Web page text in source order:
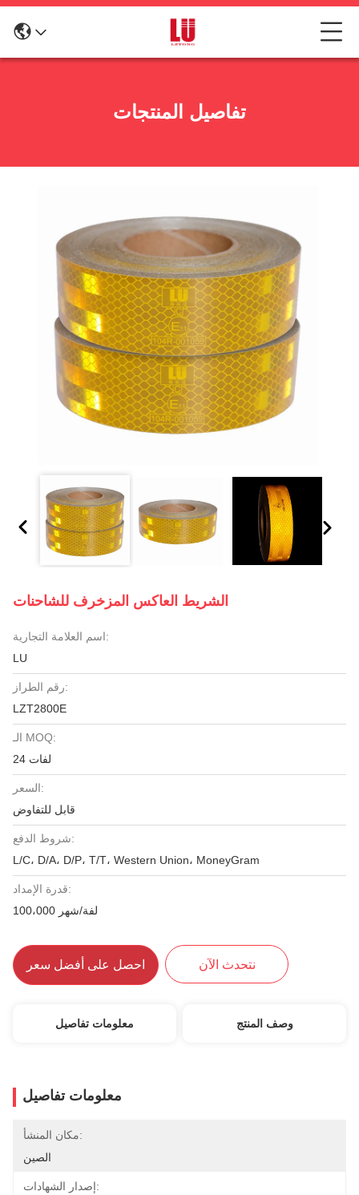
تفاصيل المنتجات
الشريط العاكس المزخرف للشاحنات
اسم العلامة التجارية:
LU
رقم الطراز:
LZT2800E
الـ MOQ:
24 لفات
السعر:
قابل للتفاوض
شروط الدفع:
L/C، D/A، D/P، T/T، Western Union، MoneyGram
قدرة الإمداد:
100،000 لفة/شهر
احصل على أفضل سعر نتحدث الآن
معلومات تفاصيل وصف المنتج
معلومات تفاصيل
مكان المنشأ:
الصين
إصدار الشهادات: